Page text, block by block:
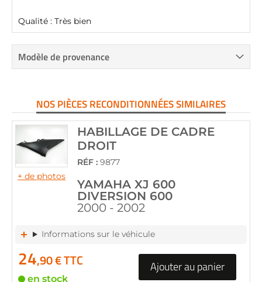
Qualité : Très bien
Modèle de provenance
NOS PIÈCES RECONDITIONNÉES SIMILAIRES
+ de photos
HABILLAGE DE CADRE
DROIT
RÉF : 9877
YAMAHA XJ 600
DIVERSION 600
2000 - 2002
Informations sur le véhicule
24,90 € TTC
en stock
Ajouter au panier